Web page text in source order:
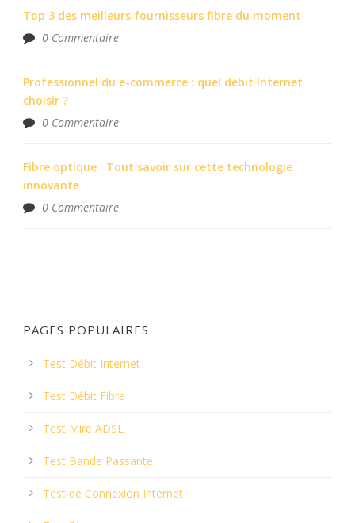
Top 3 des meilleurs fournisseurs fibre du moment
0 Commentaire
Professionnel du e-commerce : quel débit Internet
choisir ?
0 Commentaire
Fibre optique : Tout savoir sur cette technologie
innovante
0 Commentaire
PAGES POPULAIRES
Test Débit Internet
Test Débit Fibre
Test Mire ADSL
Test Bande Passante
Test de Connexion Internet